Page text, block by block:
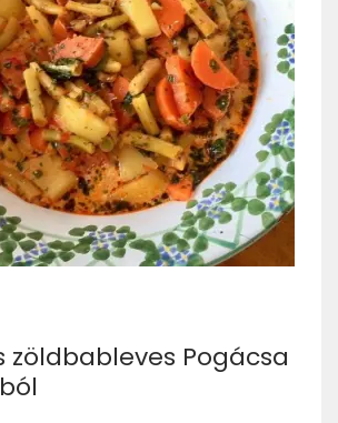
zöldbableves Pogácsa